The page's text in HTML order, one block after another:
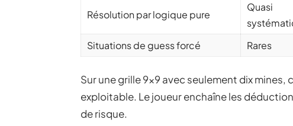
Résolution par logique pure
Quasi
Situations de guess forcé
Rares
Sur une grille 9×9 avec seulement dix
exploitable. Le joueur enchaîne les
de risque.